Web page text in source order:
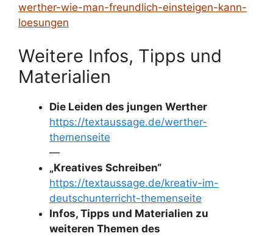
werther-wie-man-freundlich-einsteigen-kann-
loesungen
Weitere Infos, Tipps und
Materialien
Die Leiden des jungen Werther
https://textaussage.de/werther-
themenseite
—
„Kreatives Schreiben“
https://textaussage.de/kreativ-im-
deutschunterricht-themenseite
Infos, Tipps und Materialien zu
weiteren Themen des